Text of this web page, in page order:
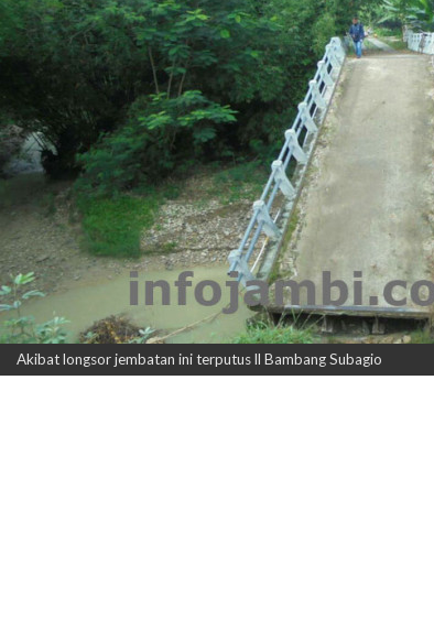
Akibat longsor jembatan ini terputus ll Bambang Subagio